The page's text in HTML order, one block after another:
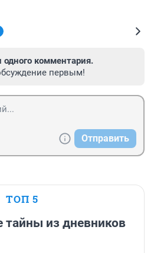
одного комментария.
первым!
Отправить
ТОП 5
из дневников